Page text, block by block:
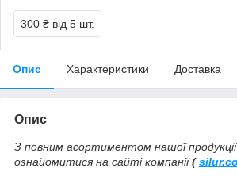
300 ₴ від 5 шт.
Опис Характеристики Доставка
Опис
З повним асортиментом нашої
ознайомитися на сайті компанії(